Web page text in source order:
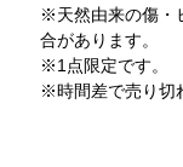
※天然由来の傷・
合があります。
※1点限定です。
※時間差で売り切